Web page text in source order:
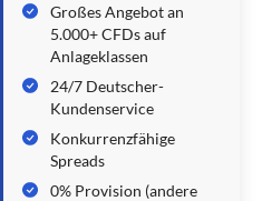
Großes Angebot an
5.000+ CFDs auf
Anlageklassen
24/7 Deutscher-
Kundenservice
Konkurrenzfähige
Spreads
0% Provision (andere